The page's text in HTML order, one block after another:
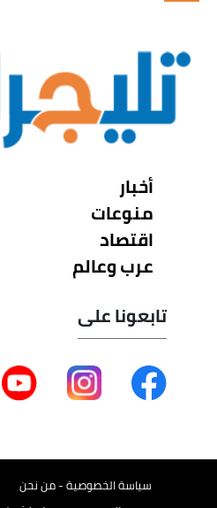
أخبار
منوعات
اقتصاد
عرب وعالم
تابعونا على
سياسة الخصوصية - من نحن